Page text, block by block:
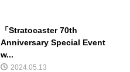
「Stratocaster 70th
Anniversary Special Event
w...
2024.05.13